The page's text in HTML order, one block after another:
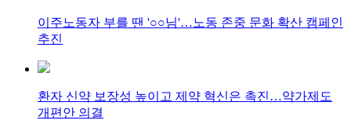
이주노동자 부를 땐 '○○님'…노동 존중 문화 확산 캠페인
추진
환자 신약 보장성 높이고 제약 혁신은 촉진…약가제도
개편안 의결